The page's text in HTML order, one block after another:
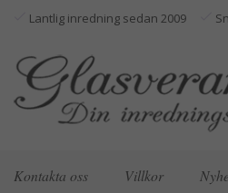
Lantlig inredning sedan 2009
Kontakta oss Villkor